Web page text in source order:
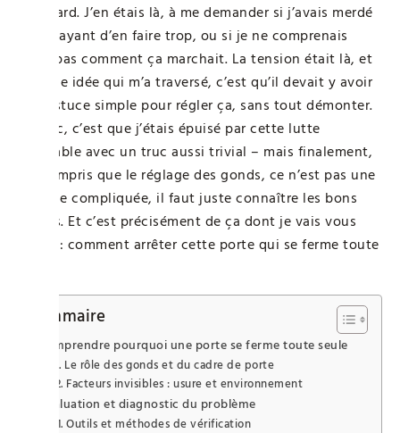
poignard. J’en étais là, à me demander si j’avais merdé
en essayant d’en faire trop, ou si je ne comprenais
juste pas comment ça marchait. La tension était là, et
la seule idée qui m’a traversé, c’est qu’il devait y avoir
une astuce simple pour régler ça, sans tout démonter.
Le truc, c’est que j’étais épuisé par cette lutte
infaisable avec un truc aussi trivial – mais finalement,
j’ai compris que le réglage des gonds, ce n’est pas une
science compliquée, il faut juste connaître les bons
gestes. Et c’est précisément de ça dont je vais vous
parler : comment arrêter cette porte qui se ferme toute
Sommaire
Comprendre pourquoi une porte se ferme toute seule
Le rôle des gonds et du cadre de porte
Facteurs invisibles : usure et environnement
Évaluation et diagnostic du problème
Outils et méthodes de vérification